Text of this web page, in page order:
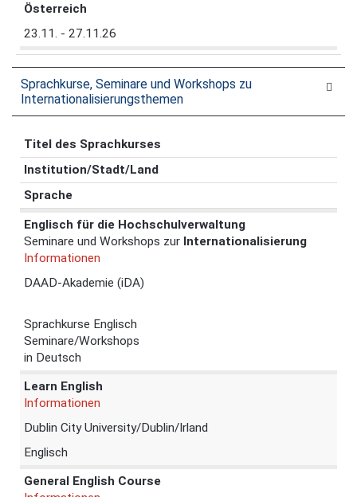
Österreich
23.11. - 27.11.26
Sprachkurse, Seminare und Workshops zu
Internationalisierungsthemen
Titel des Sprachkurses
Institution/Stadt/Land
Sprache
Englisch für die Hochschulverwaltung
Seminare und Workshops zur Internationalisierung
Informationen
DAAD-Akademie (iDA)
Sprachkurse Englisch
Seminare/Workshops
in Deutsch
Learn English
Informationen
Dublin City University/Dublin/Irland
Englisch
General English Course